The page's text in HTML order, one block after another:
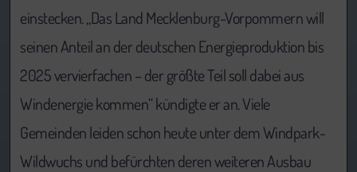
einstecken. „Das Land Mecklenburg-Vorpommern will
seinen Anteil an der deutschen Energieproduktion bis
2025 vervierfachen – der größte Teil soll dabei aus
Windenergie kommen“ kündigte er an. Viele
Gemeinden leiden schon heute unter dem Windpark-
Wildwuchs und befürchten deren weiteren Ausbau